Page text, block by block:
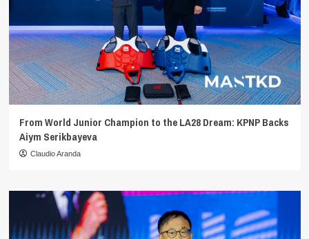
From World Junior Champion to the LA28 Dream: KPNP Backs
Aiym Serikbayeva
Claudio Aranda